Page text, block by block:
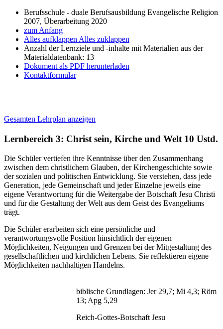
Berufsschule - duale Berufsausbildung Evangelische Religion
2007, Überarbeitung 2020
zum Anfang
Alles aufklappen Alles zuklappen
Anzahl der Lernziele und -inhalte mit Materialien aus der
Materialdatenbank: 13
Dokument als PDF herunterladen
Kontaktformular
Gesamten Lehrplan anzeigen
Lernbereich 3: Christ sein, Kirche und Welt 10 Ustd.
Die Schüler vertiefen ihre Kenntnisse über den Zusammenhang
zwischen dem christlichem Glauben, der Kirchengeschichte sowie
der sozialen und politischen Entwicklung. Sie verstehen, dass jede
Generation, jede Gemeinschaft und jeder Einzelne jeweils eine
eigene Verantwortung für die Weitergabe der Botschaft Jesu Christi
und für die Gestaltung der Welt aus dem Geist des Evangeliums
trägt.
Die Schüler erarbeiten sich eine persönliche und
verantwortungsvolle Position hinsichtlich der eigenen
Möglichkeiten, Neigungen und Grenzen bei der Mitgestaltung des
gesellschaftlichen und kirchlichen Lebens. Sie reflektieren eigene
Möglichkeiten nachhaltigen Handelns.
biblische Grundlagen: Jer 29,7; Mi 4,3; Röm
13; Apg 5,29
Reich-Gottes-Botschaft Jesu